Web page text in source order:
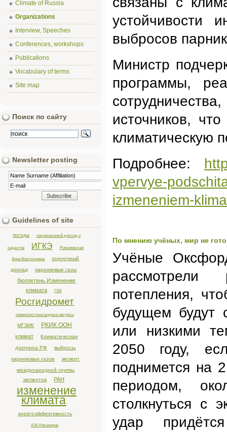
устойчивости
выбросов
Министр
программы,
источников,
климатическую
Подробнее:
vpervye-
izmeneniem-
По мнению учёных, мир не
Учёные
рассмотрели
потепления,
будущем будут
или низкими
2050 году,
поднимется на
периодом,
столкнуться с
удар
Climate of Russia
Organizations
Interview, Speeches
Conferences, workshops
Publications
Vocabulary of terms
Site map
Поиск по сайту
Newsletter posting
Guidelines of site
погода национальный доклад о
кадастре ИГКЭ Романовская
Анна Анатольевна
оценочный
доклад
парниковые газы
бюллетень Изменение
климата
ГХИ
Росгидромет
поверхностные водные ресурсы
МГЭИК РКИК ООН
климат
Климатическая
доктрина РФ
выбросы
парниковых газов
эксперт
международной группы
экспертов
РАН
изменение
климата
энергоэффективность
А.М.Никаноров